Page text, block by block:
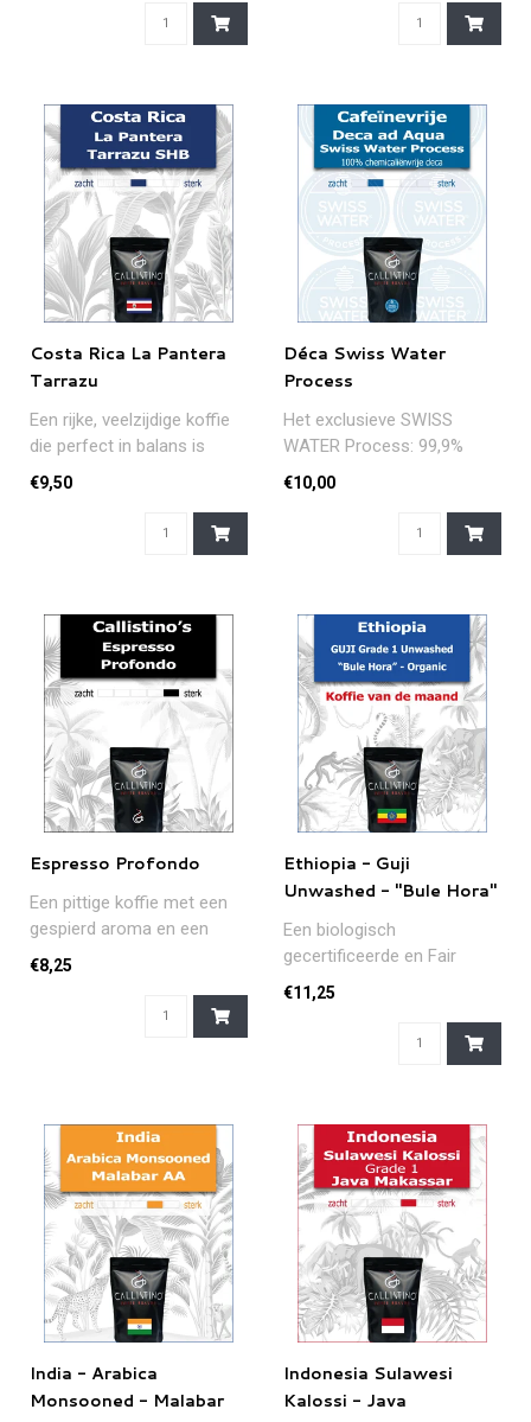
Costa Rica La Pantera
Tarrazu
Een rijke, veelzijdige koffie
die perfect in balans is
dankzij een volle body, e..
€9,50
Déca Swiss Water
Process
Het exclusieve SWISS
WATER Process: 99,9%
cafeïnevrij dankzij water en
stoom....
€10,00
Espresso Profondo
Een pittige koffie met een
gespierd aroma en een
mooie donkerbruine crèma.
Een..
€8,25
Ethiopia - Guji
Unwashed - "Bule Hora"
Organic
Een biologisch
gecertificeerde en Fair
Trade koffie uit de Guji-
regio in Ethiopi..
€11,25
India - Arabica
Monsooned - Malabar
Indonesia Sulawesi
Kalossi - Java